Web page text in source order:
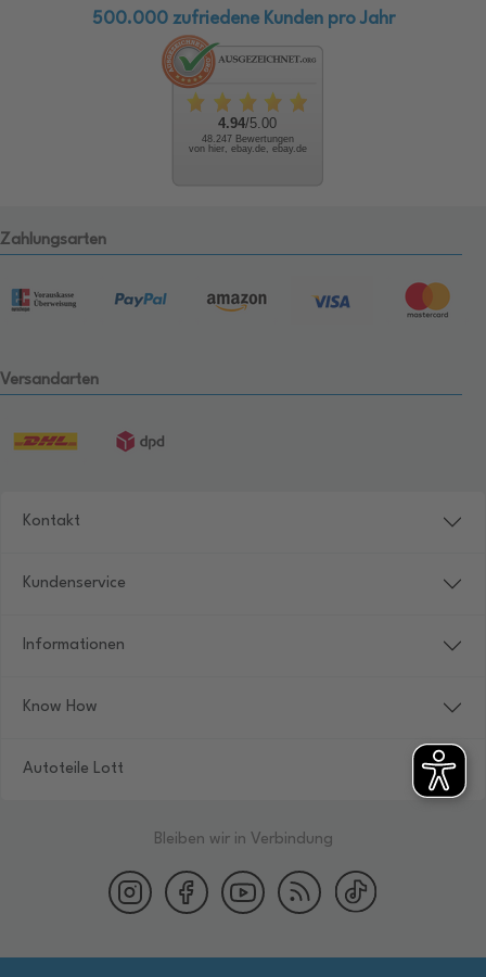
500.000 zufriedene Kunden pro Jahr
4.94/5.00
48.247 Bewertungen
von hier, ebay.de, ebay.de
Zahlungsarten
Versandarten
Kontakt
Kundenservice
Informationen
Know How
Autoteile Lott
Bleiben wir in Verbindung